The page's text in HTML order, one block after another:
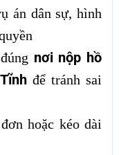
án dân sự, hình
nơi nộp hồ
để tránh sai
hoặc kéo dài